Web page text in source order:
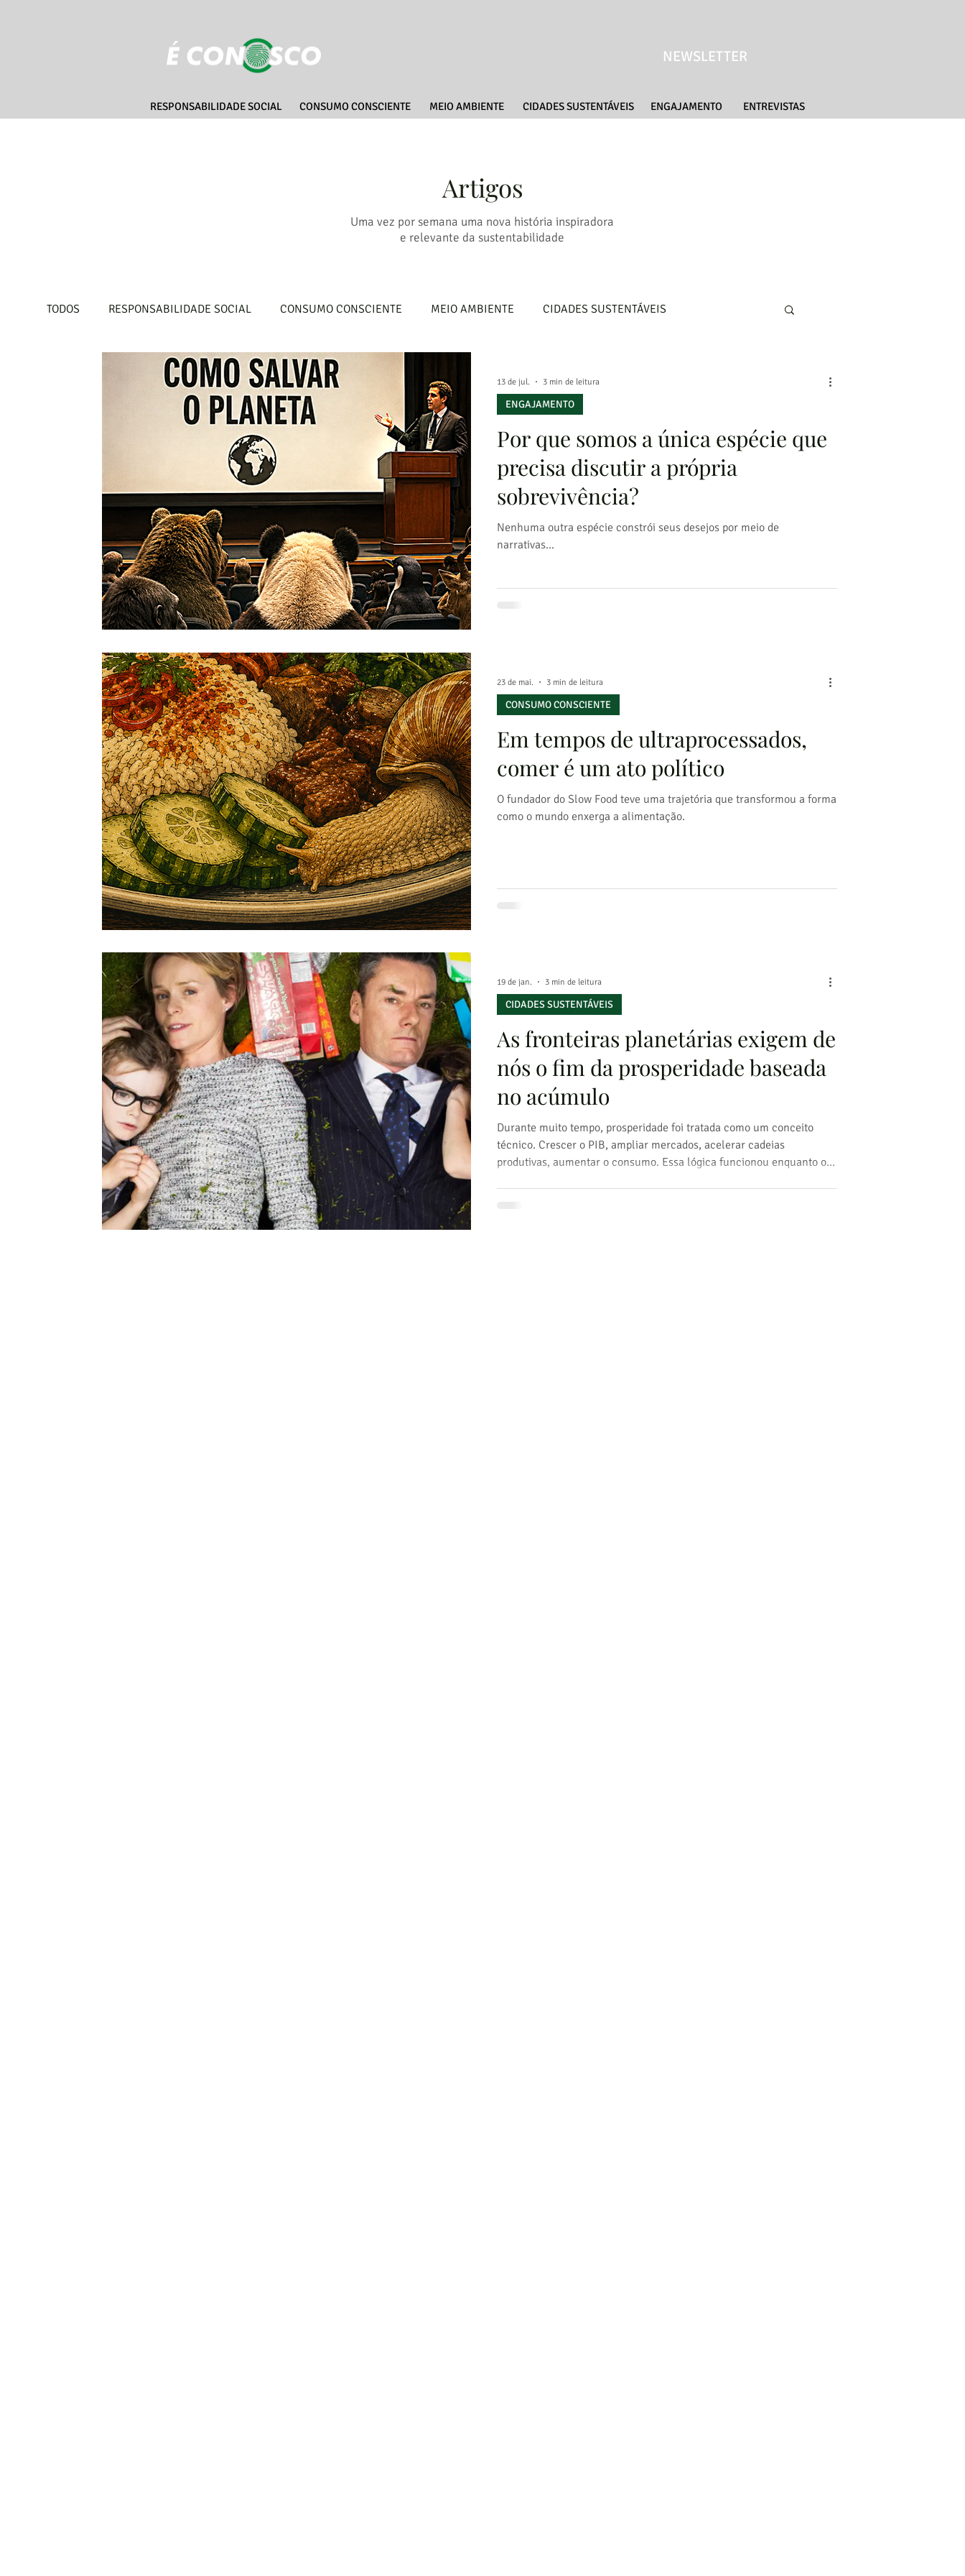
NEWSLETTER
RESPONSABILIDADE SOCIAL CONSUMO CONSCIENTE MEIO AMBIENTE CIDADES SUSTENTÁVEIS ENGAJAMENTO ENTREVISTAS
Artigos
Uma vez por semana uma nova história inspiradora
e relevante da sustentabilidade
TODOS RESPONSABILIDADE SOCIAL CONSUMO CONSCIENTE MEIO AMBIENTE CIDADES SUSTENTÁVEIS
ENTREVISTAS
Por que somos a única espécie que
precisa discutir a própria
sobrevivência?
Nenhuma outra espécie constrói seus desejos por meio de
narrativas...
ENGAJAMENTO
13 de jul. 3 min de leitura
Em tempos de ultraprocessados,
comer é um ato político
O fundador do Slow Food teve uma trajetória que transformou a forma
como o mundo enxerga a alimentação.
CONSUMO CONSCIENTE
23 de mai. 3 min de leitura
As fronteiras planetárias exigem de
nós o fim da prosperidade baseada
no acúmulo
Durante muito tempo, prosperidade foi tratada como um conceito
técnico. Crescer o PIB, ampliar mercados, acelerar cadeias
produtivas, aumentar o consumo. Essa lógica funcionou enquanto os
CIDADES SUSTENTÁVEIS
19 de jan. 3 min de leitura